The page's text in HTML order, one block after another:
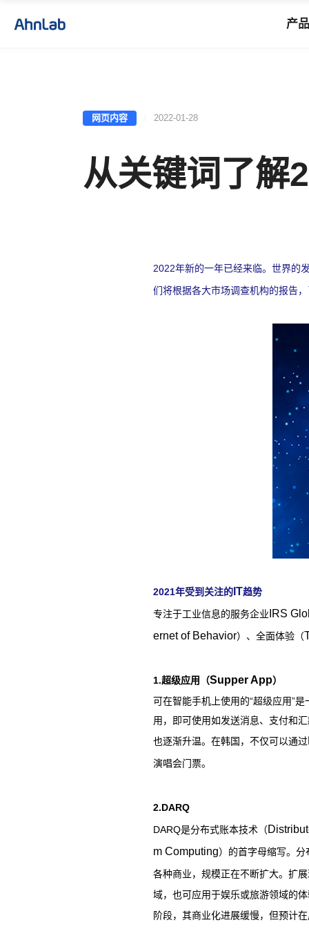
产品
网页内容 2022-01-28
从关键词了解
2022年新的一年已经来临。世界的
们将根据各大市场调查机构的报告
2021年受到关注的 IT趋势
专注于工业信息的服务企业 IRS
ernet of Behavior）、全面体验（
1.超级应用（Supper App）
可在智能手机上使用的“超级应用”
用，即可使用如发送消息、支付和
也逐渐升温。在韩国，不仅可以通过
演唱会门票。
2.DARQ
DARQ是分布式账本技术（
m Computing）的首字母缩写。
各种商业，规模正在不断扩大。扩
域，也可应用于娱乐或旅游领域的
阶段，其商业化进展缓慢，但预计